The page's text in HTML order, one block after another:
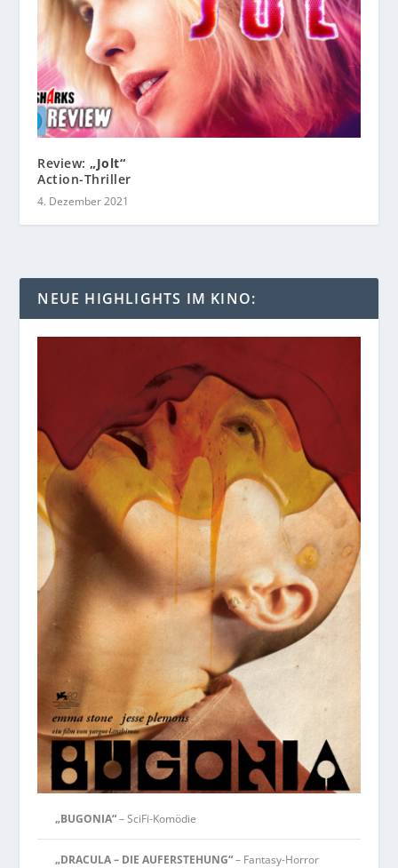
Review:„Jolt“
Action-Thriller
4. Dezember 2021
NEUE HIGHLIGHTS IM KINO:
„BUGONIA“– SciFi-Komödie
„DRACULA – DIE AUFERSTEHUNG“– Fantasy-Horror